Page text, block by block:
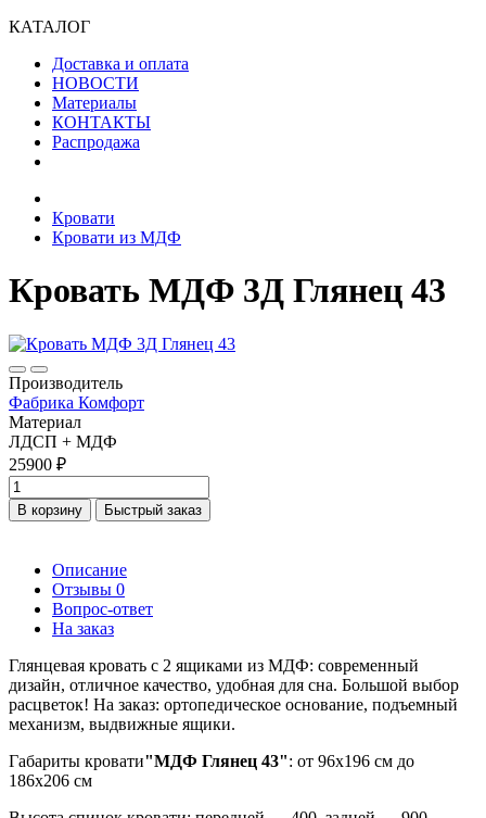
КАТАЛОГ
Доставка и оплата
НОВОСТИ
Материалы
КОНТАКТЫ
Распродажа
Кровати
Кровати из МДФ
Кровать МДФ 3Д Глянец 43
Производитель
Фабрика Комфорт
Материал
ЛДСП + МДФ
25900 ₽
В корзину Быстрый заказ
Описание
Отзывы 0
Вопрос-ответ
На заказ
Глянцевая кровать с 2 ящиками из МДФ: современный
дизайн, отличное качество, удобная для сна. Большой выбор
расцветок! На заказ: ортопедическое основание, подъемный
механизм, выдвижные ящики.
Габариты кровати"МДФ Глянец 43": от 96х196 см до
186х206 см